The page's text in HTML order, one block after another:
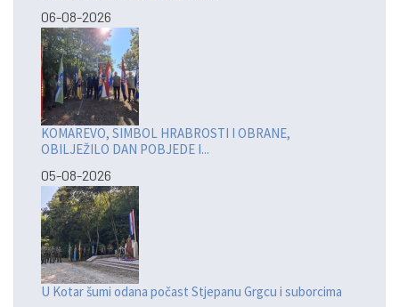
06-08-2026
KOMAREVO, SIMBOL HRABROSTI I OBRANE,
OBILJEŽILO DAN POBJEDE I...
05-08-2026
U Kotar šumi odana počast Stjepanu Grgcu i suborcima